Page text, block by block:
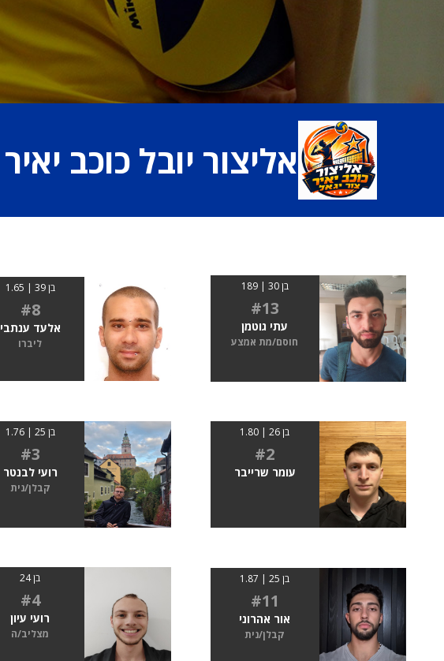
אליצור יובל כוכב יאיר
בן 30 | 189
#13
עתי גוטמן
חוסם/מת אמצע
בן 39 | 1.65
#8
אלעד ענתבי
ליברו
בן 26 | 1.80
#2
עומר שרייבר
בן 25 | 1.76
#3
רועי לבנטר
קבלן/נית
בן 25 | 1.87
#11
אור אהרוני
קבלן/נית
בן 24
#4
רועי עיון
מצליב/ה